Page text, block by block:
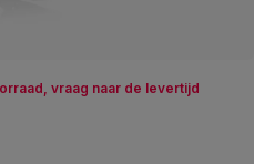
vraag naar de levertijd